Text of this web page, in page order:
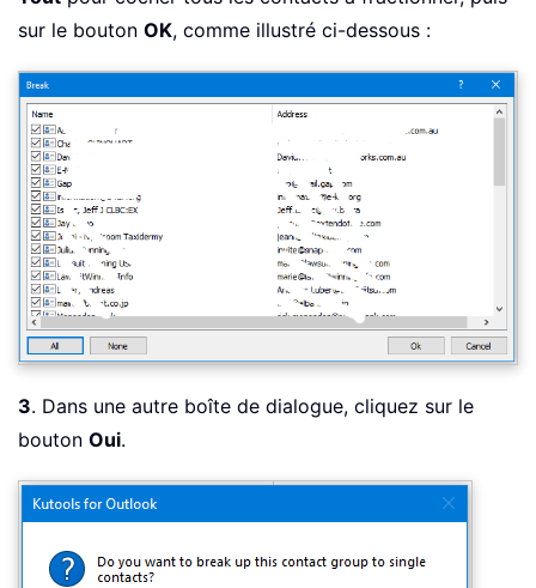
sur le bouton OK, comme illustré ci-dessous :
3. Dans une autre boîte de dialogue, cliquez sur le
bouton Oui.